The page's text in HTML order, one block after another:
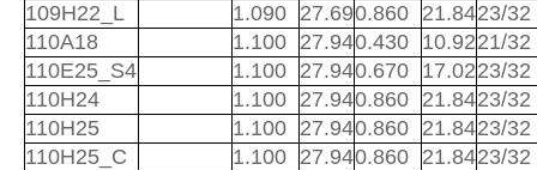
109H22_L
1.090 27.690.860 21.8423/32
110A18
1.100 27.940.430 10.9221/32
110E25_S4
1.100 27.940.670 17.0223/32
110H24
1.100 27.940.860 21.8423/32
110H25
1.100 27.940.860 21.8423/32
110H25_C
1.100 27.940.860 21.8423/32